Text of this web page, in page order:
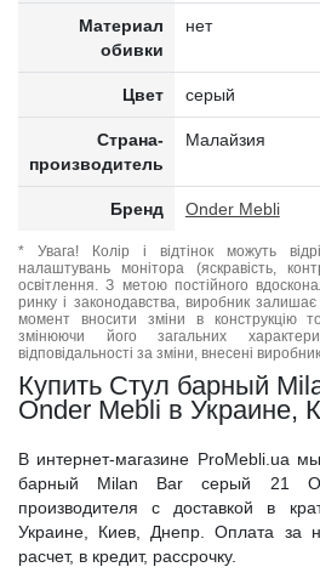
Материал
обивки
нет
Цвет серый
Страна-
производитель
Малайзия
Бренд Onder Mebli
* Увага! Колір і відтінок можуть
налаштувань монітора (яскравість,
освітлення. З метою постійного
ринку і законодавства, виробник
момент вносити зміни в конструкцію
змінюючи його загальних
відповідальності за зміни, внесені
Купить Стул барный
Onder Mebli в Украине,
В интернет-магазине ProMebli.ua
барный Milan Bar серый 21
производителя с доставкой в
Украине, Киев, Днепр. Оплата за
расчет, в кредит, рассрочку.